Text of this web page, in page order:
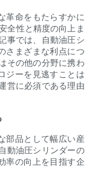
革命をもたらすかに
全性と精度の向上ま
事では、自動油圧シ
さまざまな利点につ
その他の分野に携わ
ジーを見逃すことは
営に必須である理由
部品として幅広い産
動油圧シリンダーの
率の向上を目指す企